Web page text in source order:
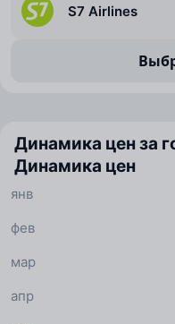
S7 Airlines
Динамика цен за
Динамика цен
янв
фев
мар
апр